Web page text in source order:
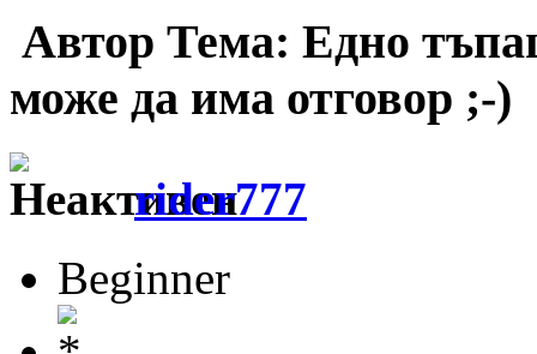
Автор Тема: Едно
може да има отговор ;-
rider777
Beginner